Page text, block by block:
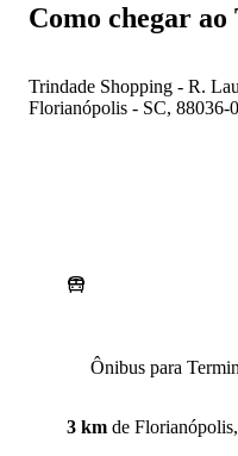
Como chegar
Trindade Shopping - R.
Florianópolis - SC, 88036-
Ônibus para
3 km de